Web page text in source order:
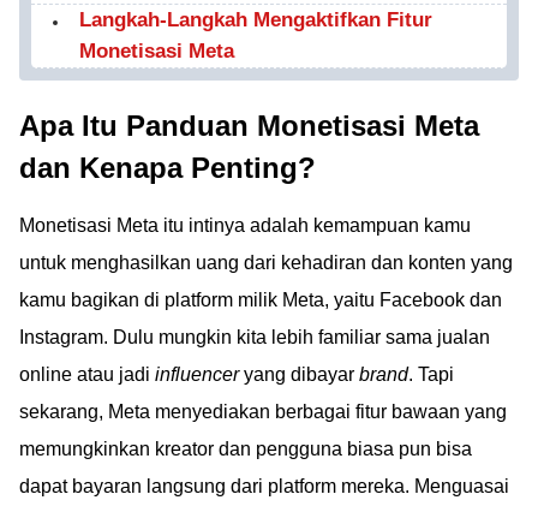
Langkah-Langkah Mengaktifkan Fitur
Monetisasi Meta
Apa Itu Panduan Monetisasi Meta
dan Kenapa Penting?
Monetisasi Meta itu intinya adalah kemampuan kamu
untuk menghasilkan uang dari kehadiran dan konten yang
kamu bagikan di platform milik Meta, yaitu Facebook dan
Instagram. Dulu mungkin kita lebih familiar sama jualan
online atau jadi influenceryang dibayar brand. Tapi
sekarang, Meta menyediakan berbagai fitur bawaan yang
memungkinkan kreator dan pengguna biasa pun bisa
dapat bayaran langsung dari platform mereka. Menguasai